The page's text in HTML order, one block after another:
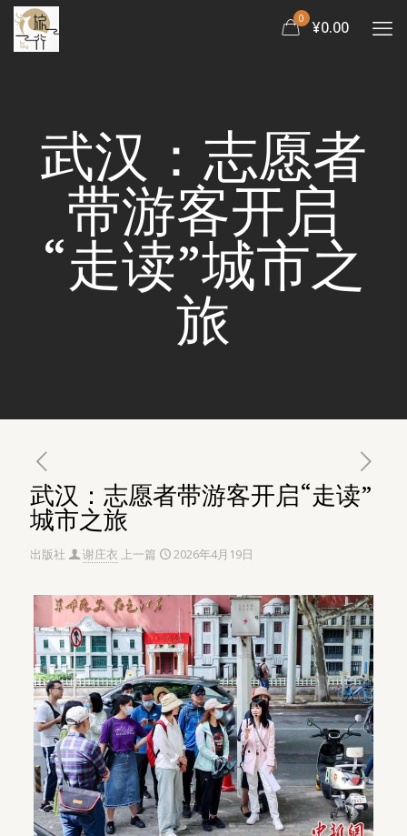
0 ¥0.00
武汉：志愿者
带游客开启
“走读”城市之
旅
武汉：志愿者带游客开启“走读”
城市之旅
出版社 谢庄衣 上一篇 2026年4月19日